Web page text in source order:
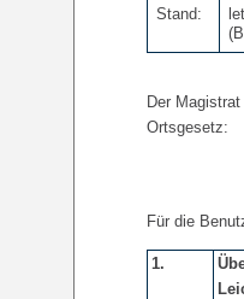
Stand:
Der
Ortsgesetz:
Für die
1.